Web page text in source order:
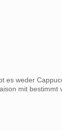
es weder
mit bestimmt